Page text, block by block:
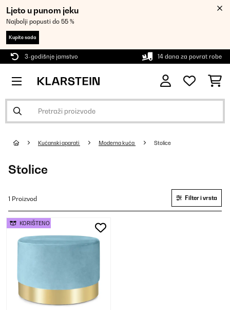
Ljeto u punom jeku
Najbolji popusti do 55 %
Kupite sada
3-godišnje jamstvo 14 dana za povrat robe
Kućanski aparati Moderna kuća Stolice
Stolice
1 Proizvod Filter i vrsta
KORIŠTENO